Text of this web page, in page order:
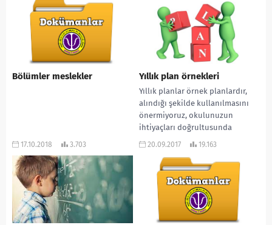
Bölümler meslekler
17.10.2018 3.703
Yıllık plan örnekleri
Yıllık planlar örnek planlardır,
alındığı şekilde kullanılmasını
önermiyoruz, okulunuzun
ihtiyaçları doğrultusunda
hareket etmeniz en sağlıklısıdır.
Bağımlılıkla...
20.09.2017 19.163